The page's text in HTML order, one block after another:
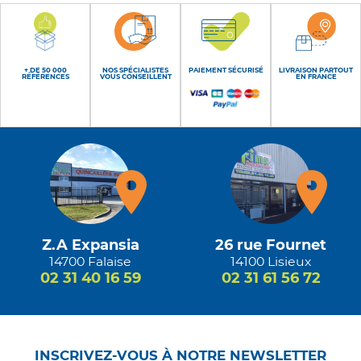
+ DE 50 000
RÉFÉRENCES
NOS SPÉCIALISTES
VOUS CONSEILLENT
PAIEMENT SÉCURISÉ
LIVRAISON PARTOUT
EN FRANCE
Z.A Expansia
14700 Falaise
02 31 40 16 59
26 rue Fournet
14100 Lisieux
02 31 61 56 72
INSCRIVEZ-VOUS À NOTRE NEWSLETTER